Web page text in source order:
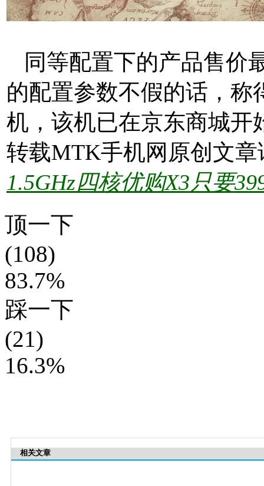
同等配置下的产品售价
的配置参数不假的话，称
机，该机已在京东商城开
转载MTK手机网原创文
1.5GHz四核优购X3只要
顶一下
(108)
83.7%
踩一下
(21)
16.3%
相关文章